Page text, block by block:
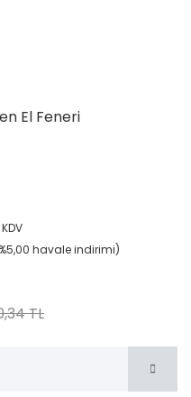
El Feneri
havale indirimi)
TL